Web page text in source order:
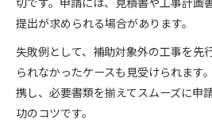
切です。申請には、見積書や工事計画
提出が求められる場合があります。
失敗例として、補助対象外の工事を先
られなかったケースも見受けられます
携し、必要書類を揃えてスムーズに申
功のコツです。